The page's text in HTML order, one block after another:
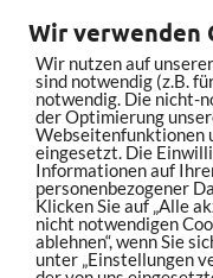
Wir verwenden
Wir nutzen auf
sind notwendig (z.B.
notwendig. Die nicht-
der Optimierung
Webseitenfunktionen
eingesetzt. Die
Informationen auf
personenbezogener
Klicken Sie auf „Alle
nicht notwendigen
ablehnen“, wenn Sie
unter „Einstellungen